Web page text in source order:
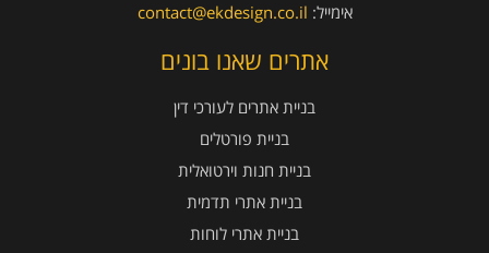
אימייל: contact@ekdesign.co.il
אתרים שאנו בונים
בניית אתרים לעורכי דין
בניית פורטלים
בניית חנות וירטואלית
בניית אתרי תדמית
בניית אתרי לוחות